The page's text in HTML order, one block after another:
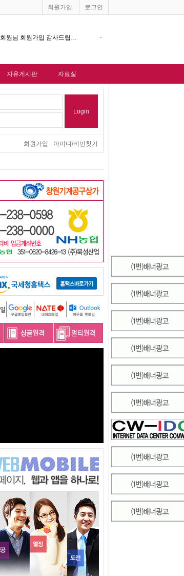
회원가입 로그인
- 알림 창원기계공구상가 홈페이지 다음포털 싸이트 등록완료 !!!
자유게시판 자료실
Login
아이디/비번찾기
회원가입